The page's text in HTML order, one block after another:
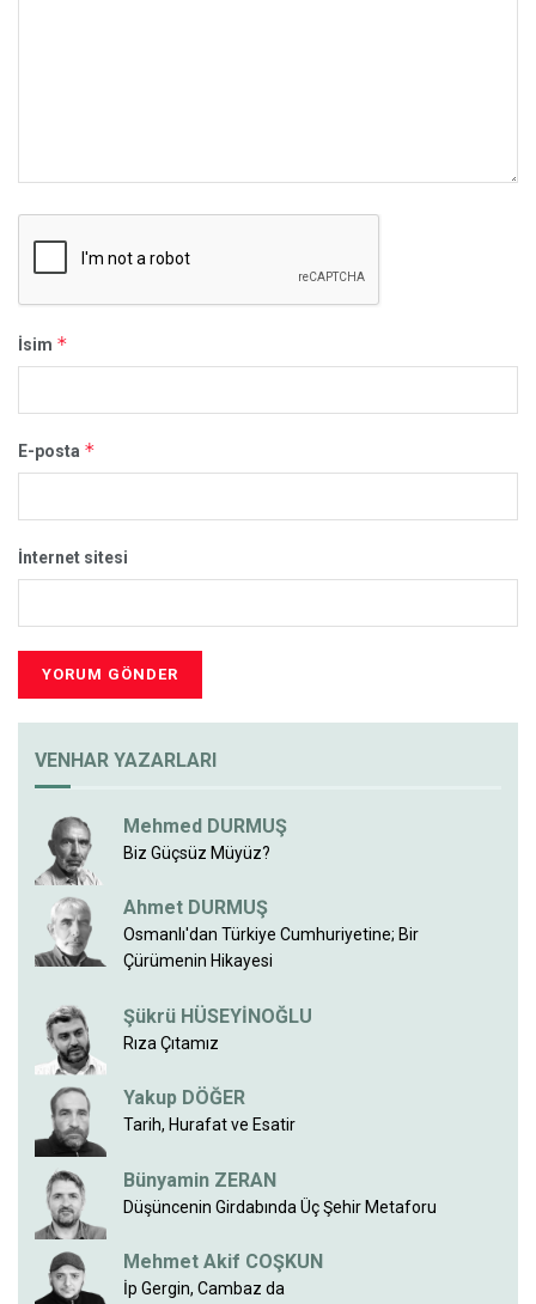
İsim *
E-posta *
İnternet sitesi
VENHAR YAZARLARI
Mehmed DURMUŞ
Biz Güçsüz Müyüz?
Ahmet DURMUŞ
Osmanlı'dan Türkiye Cumhuriyetine; Bir
Çürümenin Hikayesi
Şükrü HÜSEYİNOĞLU
Rıza Çıtamız
Yakup DÖĞER
Tarih, Hurafat ve Esatir
Bünyamin ZERAN
Düşüncenin Girdabında Üç Şehir Metaforu
Mehmet Akif COŞKUN
İp Gergin, Cambaz da